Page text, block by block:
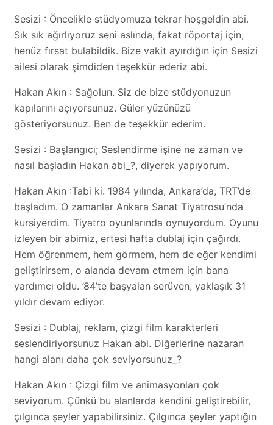
Sesizi : Öncelikle stüdyomuza tekrar hoşgeldin abi.
Sık sık ağırlıyoruz seni aslında, fakat röportaj için,
henüz fırsat bulabildik. Bize vakit ayırdığın için Sesizi
ailesi olarak şimdiden teşekkür ederiz abi.
Hakan Akın : Sağolun. Siz de bize stüdyonuzun
kapılarını açıyorsunuz. Güler yüzünüzü
gösteriyorsunuz. Ben de teşekkür ederim.
Sesizi : Başlangıcı; Seslendirme işine ne zaman ve
nasıl başladın Hakan abi_?, diyerek yapıyorum.
Hakan Akın :Tabi ki. 1984 yılında, Ankara’da, TRT’de
başladım. O zamanlar Ankara Sanat Tiyatrosu’nda
kursiyerdim. Tiyatro oyunlarında oynuyordum. Oyunu
izleyen bir abimiz, ertesi hafta dublaj için çağırdı.
Hem öğrenmem, hem görmem, hem de eğer kendimi
geliştirirsem, o alanda devam etmem için bana
yardımcı oldu. ’84’te başyalan serüven, yaklaşık 31
yıldır devam ediyor.
Sesizi : Dublaj, reklam, çizgi film karakterleri
seslendiriyorsunuz Hakan abi. Diğerlerine nazaran
hangi alanı daha çok seviyorsunuz_?
Hakan Akın : Çizgi film ve animasyonları çok
seviyorum. Çünkü bu alanlarda kendini geliştirebilir,
çılgınca şeyler yapabilirsiniz. Çılgınca şeyler yaptığın